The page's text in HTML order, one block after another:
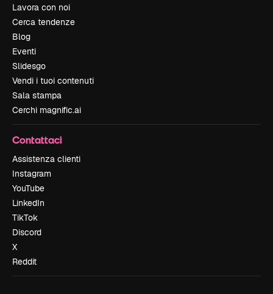
Lavora con noi
Cerca tendenze
Blog
Eventi
Slidesgo
Vendi i tuoi contenuti
Sala stampa
Cerchi magnific.ai
Contattaci
Assistenza clienti
Instagram
YouTube
LinkedIn
TikTok
Discord
X
Reddit